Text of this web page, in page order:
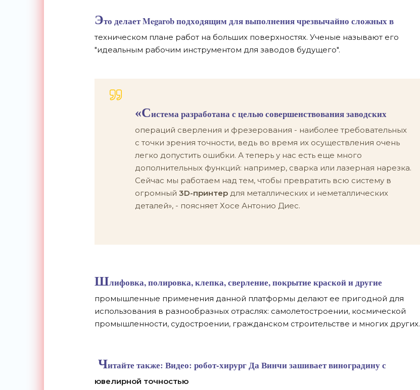
Это делает Megarob подходящим для выполнения чрезвычайно сложных в
техническом плане работ на больших поверхностях. Ученые называют его
"идеальным рабочим инструментом для заводов будущего".
«Система разработана с целью совершенствования заводских
операций сверления и фрезерования - наиболее требовательных
с точки зрения точности, ведь во время их осуществления очень
легко допустить ошибки. А теперь у нас есть еще много
дополнительных функций: например, сварка или лазерная нарезка.
Сейчас мы работаем над тем, чтобы превратить всю систему в
огромный 3D-принтердля металлических и неметаллических
деталей», - поясняет Хосе Антонио Диес.
Шлифовка, полировка, клепка, сверление, покрытие краской и другие
промышленные применения данной платформы делают ее пригодной для
использования в разнообразных отраслях: самолетостроении, космической
промышленности, судостроении, гражданском строительстве и многих других.
Читайте также: Видео: робот-хирург Да Винчи зашивает виноградину с
ювелирной точностью